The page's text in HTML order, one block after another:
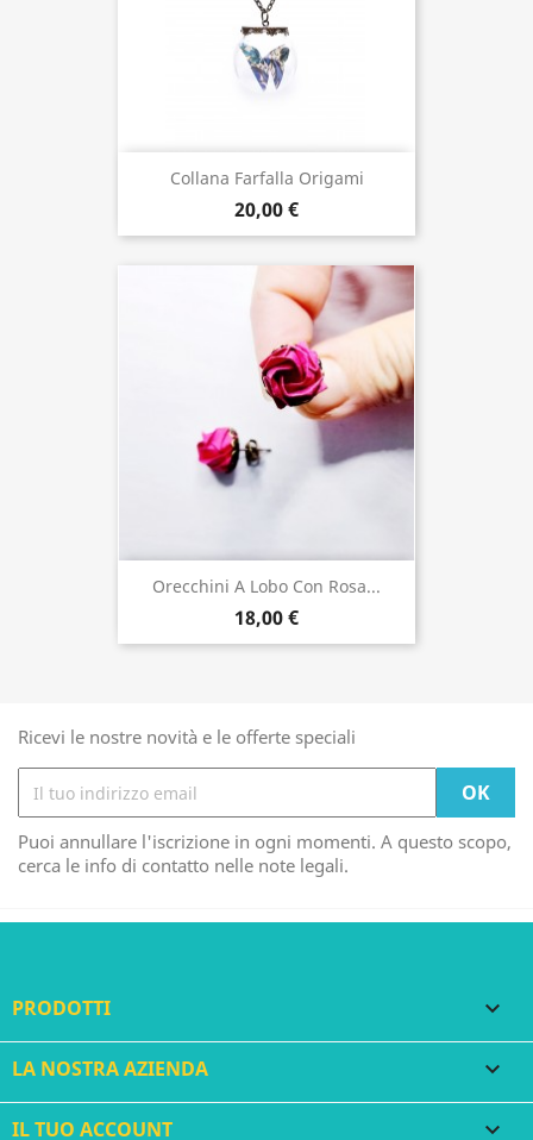
Collana Farfalla Origami
20,00 €
Orecchini A Lobo Con Rosa...
18,00 €
Ricevi le nostre novità e le offerte speciali
Puoi annullare l'iscrizione in ogni momenti. A questo scopo,
cerca le info di contatto nelle note legali.
PRODOTTI 
LA NOSTRA AZIENDA 
IL TUO ACCOUNT 